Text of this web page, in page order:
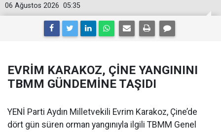
05:35
06 Ağustos 2026
EVRİM KARAKOZ, ÇİNE YANGININI
TBMM GÜNDEMİNE TAŞIDI
YENİ Parti Aydın Milletvekili Evrim Karakoz, Çine’de
dört gün süren orman yangınıyla ilgili TBMM Genel